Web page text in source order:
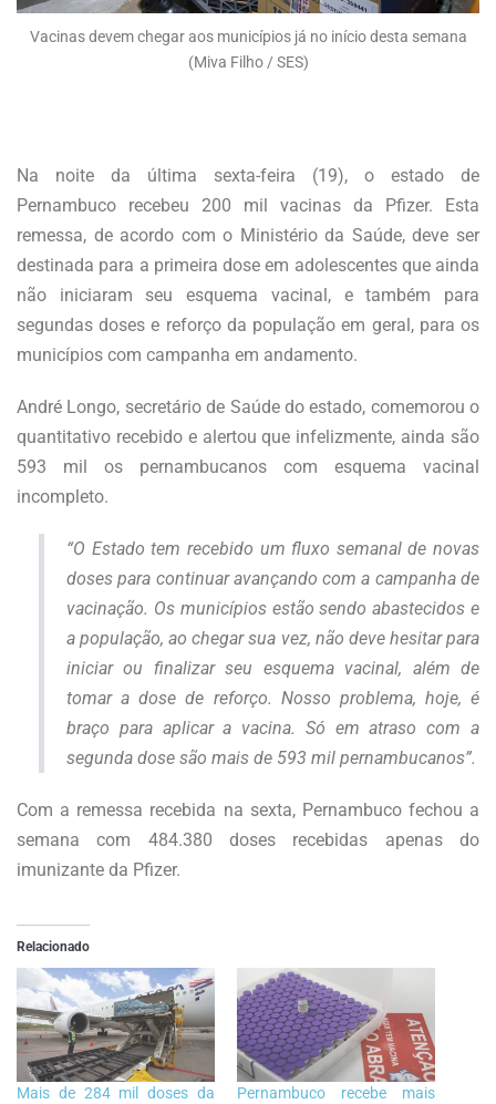
Vacinas devem chegar aos municípios já no início desta semana
(Miva Filho / SES)
Na noite da última sexta-feira (19), o estado de
Pernambuco recebeu 200 mil vacinas da Pfizer. Esta
remessa, de acordo com o Ministério da Saúde, deve ser
destinada para a primeira dose em adolescentes que ainda
não iniciaram seu esquema vacinal, e também para
segundas doses e reforço da população em geral, para os
municípios com campanha em andamento.
André Longo, secretário de Saúde do estado, comemorou o
quantitativo recebido e alertou que infelizmente, ainda são
593 mil os pernambucanos com esquema vacinal
incompleto.
“O Estado tem recebido um fluxo semanal de novas
doses para continuar avançando com a campanha de
vacinação. Os municípios estão sendo abastecidos e
a população, ao chegar sua vez, não deve hesitar para
iniciar ou finalizar seu esquema vacinal, além de
tomar a dose de reforço. Nosso problema, hoje, é
braço para aplicar a vacina. Só em atraso com a
segunda dose são mais de 593 mil pernambucanos”.
Com a remessa recebida na sexta, Pernambuco fechou a
semana com 484.380 doses recebidas apenas do
imunizante da Pfizer.
Relacionado
Mais de 284 mil doses da
Pernambuco recebe mais